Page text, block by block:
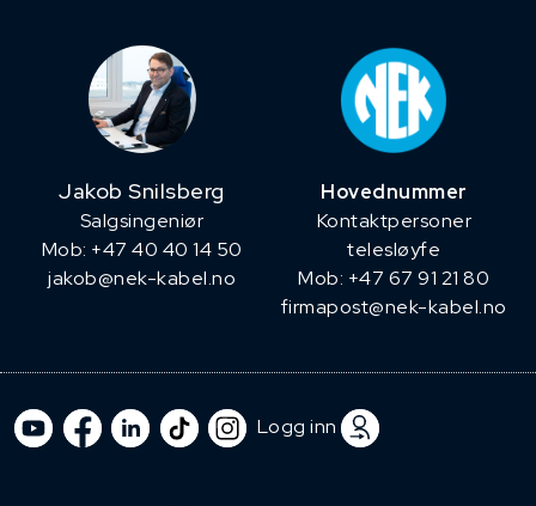
Jakob Snilsberg
​Salgsingeniør
Mob: +47 40 40 14 50
jakob@nek-kabel.no
Hovednummer
Kontaktpersoner
telesløyfe
Mob: +47 67 91 21 80
firmapost@nek-kabel.no
Logg inn